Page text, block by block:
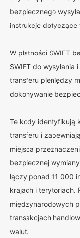
bezpiecznego
instrukcje dotyczące
W płatności SWIFT
SWIFT do
transferu pieniędzy
dokonywanie
Te kody identyfikują
transferu i
miejsca
bezpiecznej
łączy ponad 11 000
krajach i terytoriach.
międzynarodowych
transakcjach
walut.